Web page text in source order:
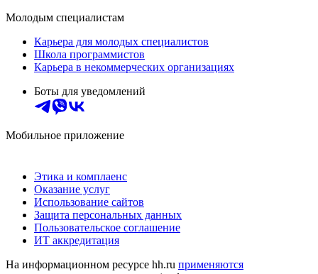
Молодым специалистам
Карьера для молодых специалистов
Школа программистов
Карьера в некоммерческих организациях
Боты для уведомлений
Мобильное приложение
Этика и комплаенс
Оказание услуг
Использование сайтов
Защита персональных данных
Пользовательское соглашение
ИТ аккредитация
На информационном ресурсе hh.ru применяются